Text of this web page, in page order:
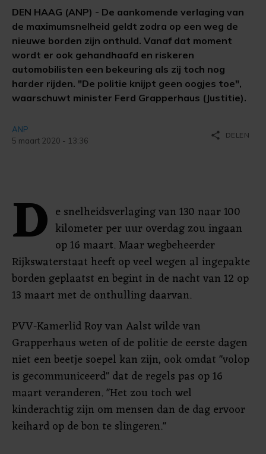
DEN HAAG (ANP) - De aankomende verlaging van
de maximumsnelheid geldt zodra op een weg de
nieuwe borden zijn onthuld. Vanaf dat moment
wordt er ook gehandhaafd en riskeren
automobilisten een bekeuring als zij toch nog
harder rijden. "De politie knijpt geen oogjes toe",
waarschuwt minister Ferd Grapperhaus (Justitie).
ANP
5 maart 2020 - 13:36
share DELEN
D e snelheidsverlaging van 130 naar 100
kilometer per uur overdag zou ingaan
op 16 maart. Maar wegbeheerder
Rijkswaterstaat heeft op veel wegen al ingepakte
borden geplaatst en begint in de nacht van 12 op
13 maart met de onthulling daarvan.
PVV-Kamerlid Roy van Aalst wilde van
Grapperhaus weten of de politie de eerste dagen
niet een beetje soepel kan zijn, ook omdat "volop
is gecommuniceerd" dat de regels pas op 16
maart veranderen. "Het zou toch wel
kinderachtig zijn om mensen dan de dag ervoor
keihard op de bon te slingeren."